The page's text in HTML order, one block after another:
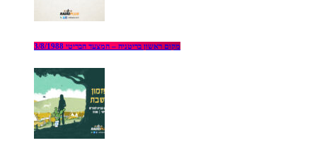
מקום ראשון בריטניה – המצעד הבריטי 3/8/1988